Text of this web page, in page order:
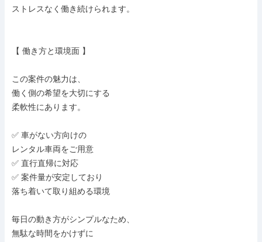
ストレスなく働き続けられます。
【 働き方と環境面 】
この案件の魅力は、
働く側の希望を大切にする
柔軟性にあります。
✅ 車がない方向けの
レンタル車両をご用意
✅ 直行直帰に対応
✅ 案件量が安定しており
落ち着いて取り組める環境
毎日の動き方がシンプルなため、
無駄な時間をかけずに